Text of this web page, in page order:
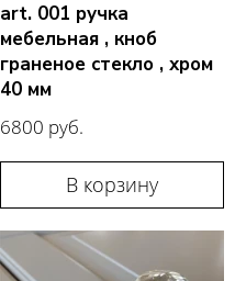
art. 001 ручка
мебельная , кноб
граненое стекло , хром
40 мм
6800 руб.
В корзину